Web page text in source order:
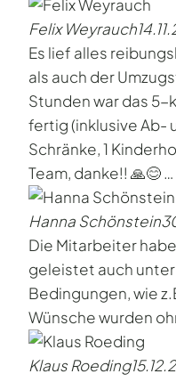
Felix Weyrauch
Es lief alles
als auch der
Stunden war das
fertig (inklusive Ab-
Schränke, 1
Team, danke!! 🙏😊 …
Hanna Schönstein
Die Mitarbeiter
geleistet auch
Bedingungen, wie
Wünsche wurden
Klaus Roeding